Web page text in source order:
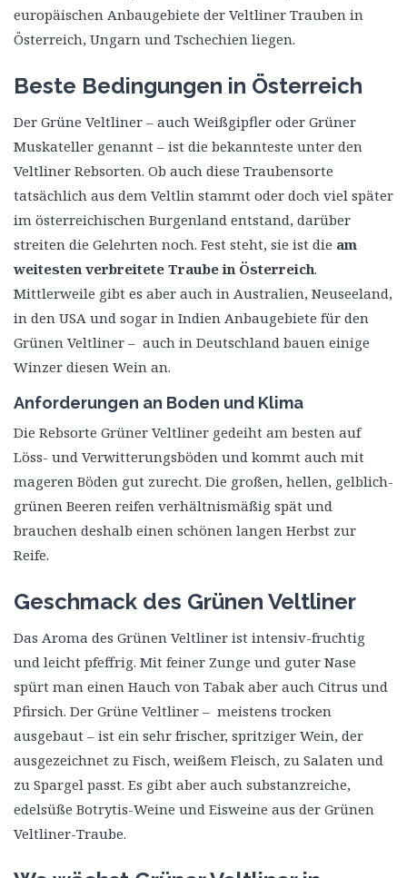
europäischen Anbaugebiete der Veltliner Trauben in
Österreich, Ungarn und Tschechien liegen.
Beste Bedingungen in Österreich
Der Grüne Veltliner – auch Weißgipfler oder Grüner
Muskateller genannt – ist die bekannteste unter den
Veltliner Rebsorten. Ob auch diese Traubensorte
tatsächlich aus dem Veltlin stammt oder doch viel später
im österreichischen Burgenland entstand, darüber
streiten die Gelehrten noch. Fest steht, sie ist die am
weitesten verbreitete Traube in Österreich.
Mittlerweile gibt es aber auch in Australien, Neuseeland,
in den USA und sogar in Indien Anbaugebiete für den
Grünen Veltliner – auch in Deutschland bauen einige
Winzer diesen Wein an.
Anforderungen an Boden und Klima
Die Rebsorte Grüner Veltliner gedeiht am besten auf
Löss- und Verwitterungsböden und kommt auch mit
mageren Böden gut zurecht. Die großen, hellen, gelblich-
grünen Beeren reifen verhältnismäßig spät und
brauchen deshalb einen schönen langen Herbst zur
Reife.
Geschmack des Grünen Veltliner
Das Aroma des Grünen Veltliner ist intensiv-fruchtig
und leicht pfeffrig. Mit feiner Zunge und guter Nase
spürt man einen Hauch von Tabak aber auch Citrus und
Pfirsich. Der Grüne Veltliner – meistens trocken
ausgebaut – ist ein sehr frischer, spritziger Wein, der
ausgezeichnet zu Fisch, weißem Fleisch, zu Salaten und
zu Spargel passt. Es gibt aber auch substanzreiche,
edelsüße Botrytis-Weine und Eisweine aus der Grünen
Veltliner-Traube.